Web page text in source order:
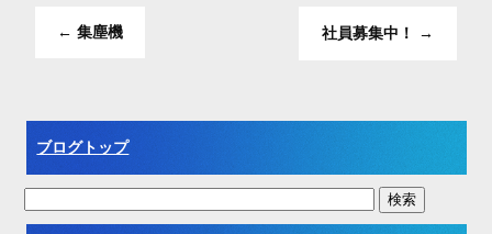
← 集塵機 社員募集中！ →
ブログトップ